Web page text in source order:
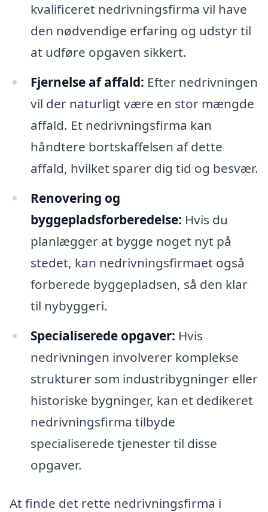
kvalificeret nedrivningsfirma vil have
den nødvendige erfaring og udstyr til
at udføre opgaven sikkert.
Fjernelse af affald: Efter nedrivningen
vil der naturligt være en stor mængde
affald. Et nedrivningsfirma kan
håndtere bortskaffelsen af dette
affald, hvilket sparer dig tid og besvær.
Renovering og
byggepladsforberedelse: Hvis du
planlægger at bygge noget nyt på
stedet, kan nedrivningsfirmaet også
forberede byggepladsen, så den klar
til nybyggeri.
Specialiserede opgaver: Hvis
nedrivningen involverer komplekse
strukturer som industribygninger eller
historiske bygninger, kan et dedikeret
nedrivningsfirma tilbyde
specialiserede tjenester til disse
opgaver.
At finde det rette nedrivningsfirma i